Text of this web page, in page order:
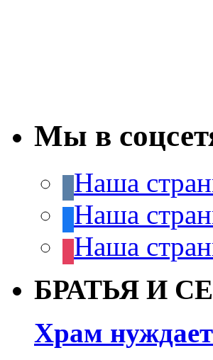
Мы в
Наша
Наша
Наша
БРАТЬЯ И
Храм